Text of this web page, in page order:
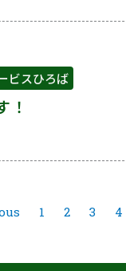
ビスひろば
！
1 2 3 4